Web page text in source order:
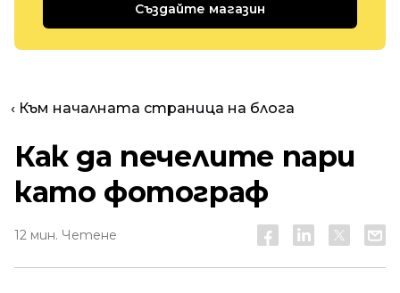
Създайте магазин
‹ Към началната страница на блога
Как да печелите пари
като фотограф
12 мин. Четене